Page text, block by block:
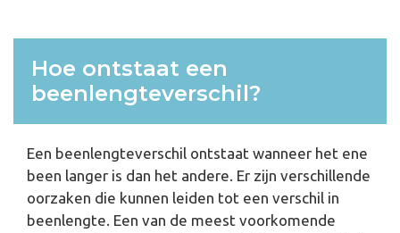
Hoe ontstaat een
beenlengteverschil?
Een beenlengteverschil ontstaat wanneer het ene
been langer is dan het andere. Er zijn verschillende
oorzaken die kunnen leiden tot een verschil in
beenlengte. Een van de meest voorkomende